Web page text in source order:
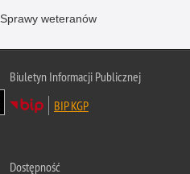
Sprawy weteranów
Biuletyn Informacji Publicznej
BIP KGP
Dostępność